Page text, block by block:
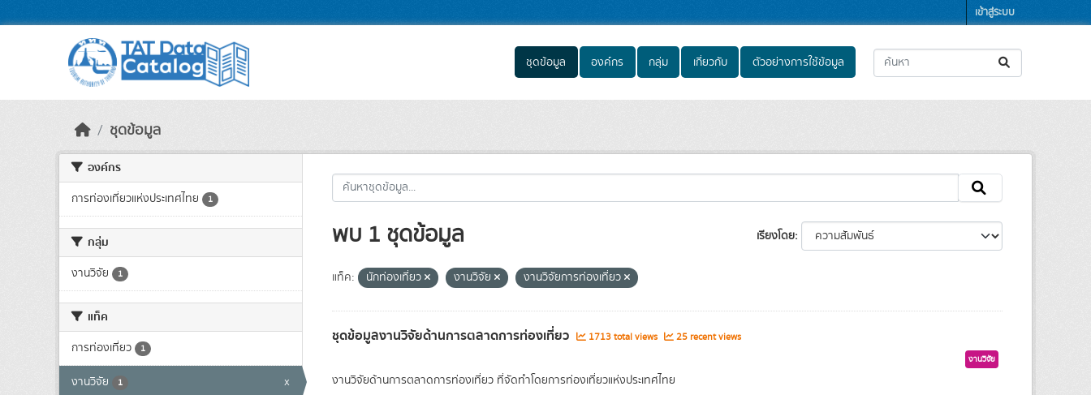
เข้าสู่ระบบ
ชุดข้อมูล องค์กร กลุ่ม เกี่ยวกับ ตัวอย่างการใช้ข้อมูล
ชุดข้อมูล
องค์กร
การท่องเที่ยวแห่งประเทศไทย 1
กลุ่ม
งานวิจัย 1
แท็ค
การท่องเที่ยว 1
งานวิจัย 1 x
เรียงโดย
พบ 1 ชุดข้อมูล
แท็ค: นักท่องเที่ยว งานวิจัย งานวิจัยการท่องเที่ยว
ชุดข้อมูลงานวิจัยด้านการตลาดการท่องเที่ยว 1713 total views 25 recent views
งานวิจัย
งานวิจัยด้านการตลาดการท่องเที่ยว ที่จัดทำโดยการท่องเที่ยวแห่งประเทศไทย